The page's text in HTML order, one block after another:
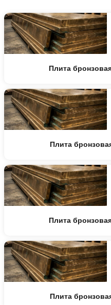
Плита
Плита
Плита
Плита